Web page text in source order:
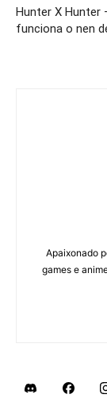
Hunter X Hunter
funciona o nen
Apaixonado
games e